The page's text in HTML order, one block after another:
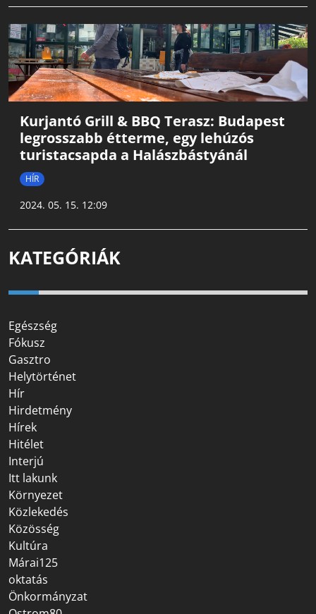
Kurjantó Grill & BBQ Terasz: Budapest
legrosszabb étterme, egy lehúzós
turistacsapda a Halászbástyánál
HÍR
2024. 05. 15. 12:09
KATEGÓRIÁK
Egészség
Fókusz
Gasztro
Helytörténet
Hír
Hirdetmény
Hírek
Hitélet
Interjú
Itt lakunk
Környezet
Közlekedés
Közösség
Kultúra
Márai125
oktatás
Önkormányzat